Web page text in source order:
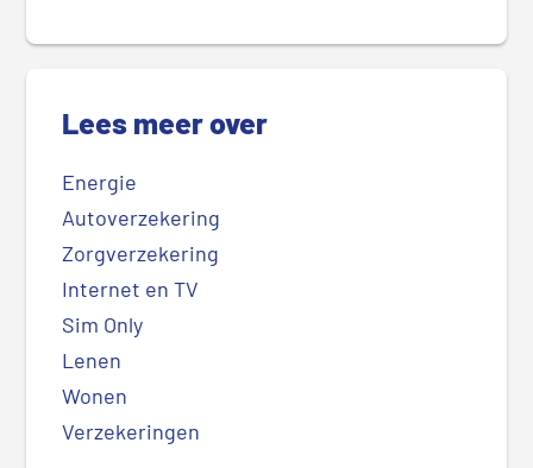
Lees meer over
Energie
Autoverzekering
Zorgverzekering
Internet en TV
Sim Only
Lenen
Wonen
Verzekeringen